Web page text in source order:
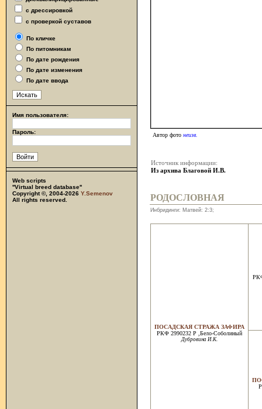
с дрессировкой
с проверкой суставов
По кличке
По питомникам
По дате рождения
По дате изменения
По дате ввода
Имя пользователя:
Пароль:
Web scripts
''Virtual breed database''
Copyright ©, 2004-2026 Y.Semenov
All rights reserved.
Автор фото неизв.
Источник информации:
Из архива Благовой И.В.
РОДОСЛОВНАЯ
Инбридинги: Матвей: 2:3;
ПОСАДСКАЯ СТРАЖА ЗАФИРА
РКФ 2990232 Р ,Бело-Соболиный
Дубровина И.К.